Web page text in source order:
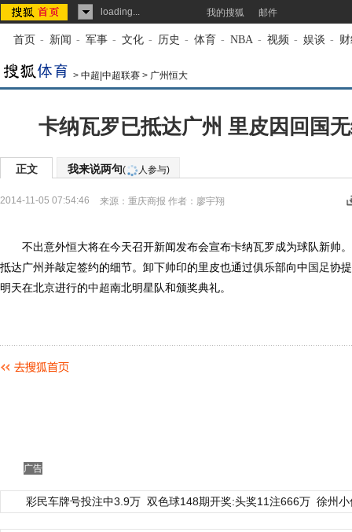
loading... 我的搜狐 邮件
首页 - 新闻 - 军事 - 文化 - 历史 - 体育 - NBA - 视频 - 娱谈 -
> 中超|中超联赛 > 广州恒大
卡纳瓦罗已抵达广州 里皮因回国
正文 我来说两句( 人参与)
2014-11-05 07:54:46 来源： 重庆商报 作者：廖宇翔
不出意外恒大将在今天召开新闻发布会宣布卡纳瓦罗成为球队新帅
抵达广州并敲定签约的细节。卸下帅印的里皮也通过俱乐部向中国足协
明天在北京进行的中超南北明星队和颁奖典礼。
广告
彩民车牌号投注中3.9万 双色球148期开奖:头奖11注666万 徐州